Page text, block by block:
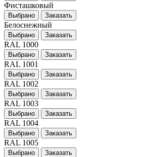
Фисташковый
Выбрано Заказать
Белоснежный
Выбрано Заказать
RAL 1000
Выбрано Заказать
RAL 1001
Выбрано Заказать
RAL 1002
Выбрано Заказать
RAL 1003
Выбрано Заказать
RAL 1004
Выбрано Заказать
RAL 1005
Выбрано Заказать